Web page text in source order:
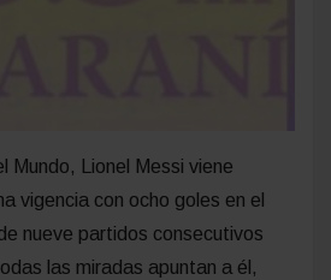
Mundo, Lionel Messi viene
vigencia con ocho goles en el
nueve partidos consecutivos
las miradas apuntan a él,